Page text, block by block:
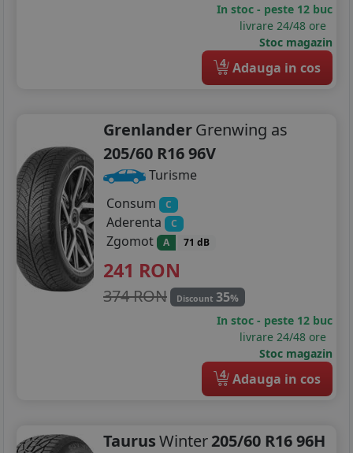
In stoc - peste 12 buc
livrare 24/48 ore
Stoc magazin
4 Adauga in cos
GrenlanderGrenwing as
205/60 R16 96V
Turisme
Consum
C
Aderenta C
Zgomot A 71 dB
241 RON
374 RON Discount 35%
In stoc - peste 12 buc
livrare 24/48 ore
Stoc magazin
4 Adauga in cos
TaurusWinter205/60 R16 96H